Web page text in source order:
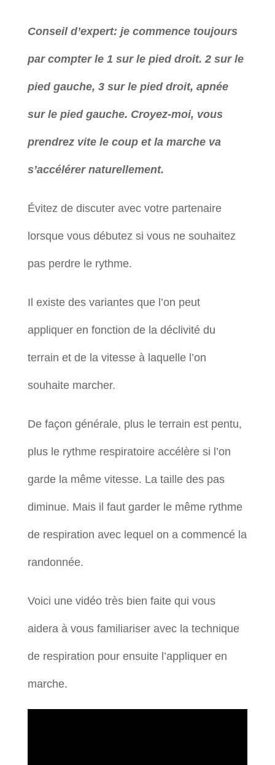
Conseil d’expert: je commence toujours
par compter le 1 sur le pied droit. 2 sur le
pied gauche, 3 sur le pied droit, apnée
sur le pied gauche. Croyez-moi, vous
prendrez vite le coup et la marche va
s’accélérer naturellement.
Évitez de discuter avec votre partenaire
lorsque vous débutez si vous ne souhaitez
pas perdre le rythme.
Il existe des variantes que l’on peut
appliquer en fonction de la déclivité du
terrain et de la vitesse à laquelle l’on
souhaite marcher.
De façon générale, plus le terrain est pentu,
plus le rythme respiratoire accélère si l’on
garde la même vitesse. La taille des pas
diminue. Mais il faut garder le même rythme
de respiration avec lequel on a commencé la
randonnée.
Voici une vidéo très bien faite qui vous
aidera à vous familiariser avec la technique
de respiration pour ensuite l’appliquer en
marche.